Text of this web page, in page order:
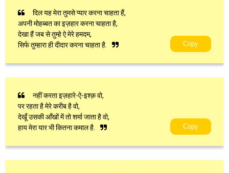
दिल यह मेरा तुमसे प्यार करना चाहता हैं,
अपनी मोहब्बत का इज़हार करना चाहता है,
देखा हैं जब से तुम्हे ऐ मेरे हमदम,
सिर्फ तुम्हारा ही दीदार करना चाहता है.
Copy
नहीं करता इज़हारे-ऐ-इश्क़ वो,
पर रहता है मेरे करीब है वो,
देखूँ उसकी आँखों में तो शर्मा जाता है वो,
हाय मेरा यार भी कितना कमाल है.
Copy